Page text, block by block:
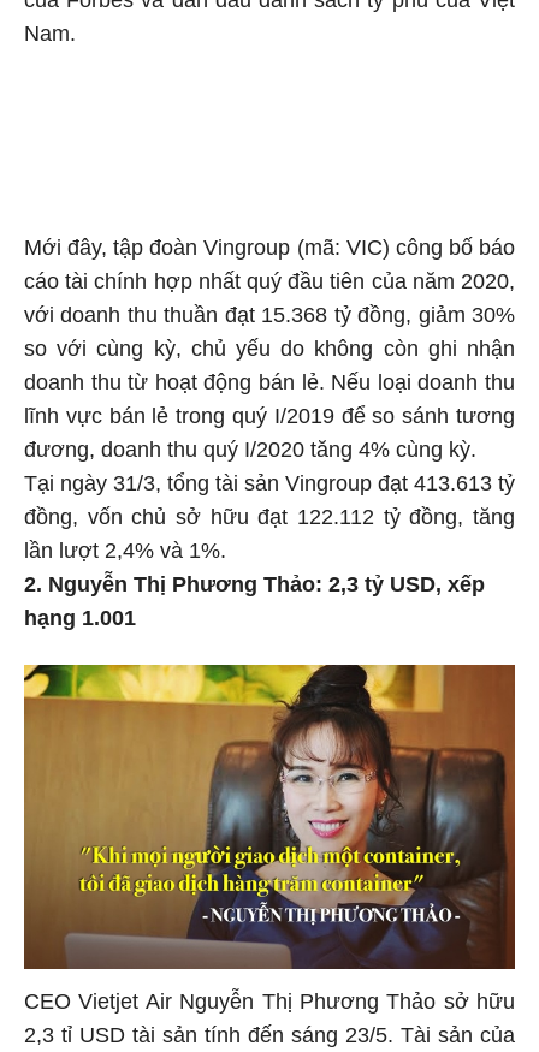
Nam.
Mới đây, tập đoàn Vingroup (mã: VIC) công bố báo
cáo tài chính hợp nhất quý đầu tiên của năm 2020,
với doanh thu thuần đạt 15.368 tỷ đồng, giảm 30%
so với cùng kỳ, chủ yếu do không còn ghi nhận
doanh thu từ hoạt động bán lẻ. Nếu loại doanh thu
lĩnh vực bán lẻ trong quý I/2019 để so sánh tương
đương, doanh thu quý I/2020 tăng 4% cùng kỳ.
Tại ngày 31/3, tổng tài sản Vingroup đạt 413.613 tỷ
đồng, vốn chủ sở hữu đạt 122.112 tỷ đồng, tăng
lần lượt 2,4% và 1%.
2. Nguyễn Thị Phương Thảo: 2,3 tỷ USD, xếp
hạng 1.001
CEO Vietjet Air Nguyễn Thị Phương Thảo sở hữu
2,3 tỉ USD tài sản tính đến sáng 23/5. Tài sản của